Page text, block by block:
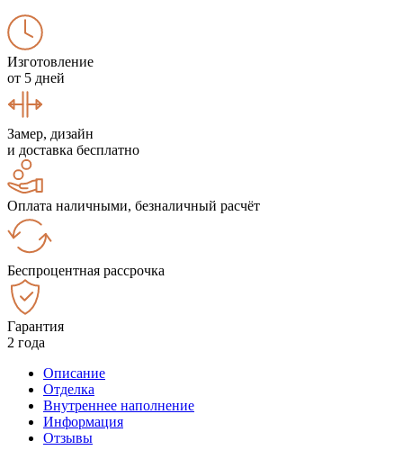
Изготовление
от 5 дней
Замер, дизайн
и доставка бесплатно
Оплата наличными, безналичный расчёт
Беспроцентная рассрочка
Гарантия
2 года
Описание
Отделка
Внутреннее наполнение
Информация
Отзывы